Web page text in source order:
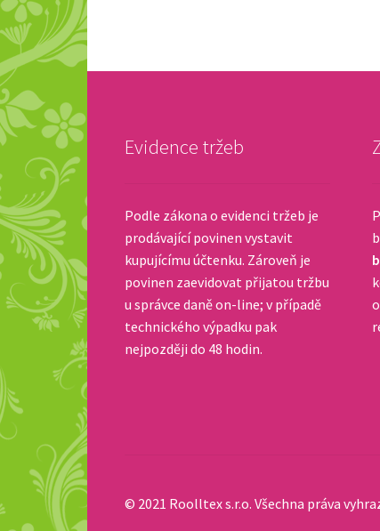
Evidence tržeb
Podle zákona o evidenci tržeb je
prodávající povinen vystavit
kupujícímu účtenku. Zároveň je
povinen zaevidovat přijatou tržbu
u správce daně on-line; v případě
technického výpadku pak
nejpozději do 48 hodin.
© 2021 Roolltex s.r.o. Všechna práva